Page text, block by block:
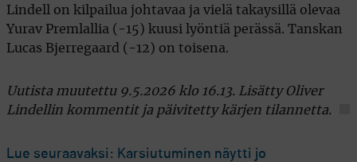
Lindell on kilpailua johtavaa ja vielä takaysillä olevaa
Yurav Premlallia (-15) kuusi lyöntiä perässä. Tanskan
Lucas Bjerregaard (-12) on toisena.
Uutista muutettu 9.5.2026 klo 16.13. Lisätty Oliver
Lindellin kommentit ja päivitetty kärjen tilannetta.
Lue seuraavaksi: Karsiutuminen näytti jo